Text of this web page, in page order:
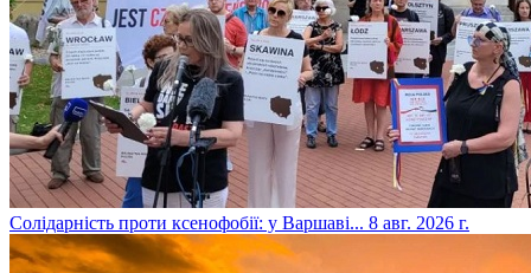
​Солідарність проти ксенофобії: у Варшаві... 8 авг. 2026 г.